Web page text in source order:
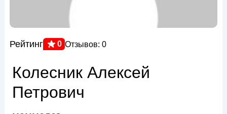
Рейтинг 0 Отзывов: 0
Колесник Алексей
Петрович